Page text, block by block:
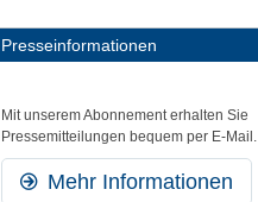
Presseinformationen
Mit unserem Abonnement erhalten Sie
Presse­mitteilungen bequem per E-Mail.
Mehr Informationen